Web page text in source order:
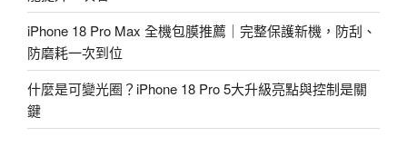
iPhone 18 Pro Max 全機包膜推薦｜完整保護新機，防刮、
防磨耗一次到位
什麼是可變光圈？iPhone 18 Pro 5大升級亮點與控制是關
鍵